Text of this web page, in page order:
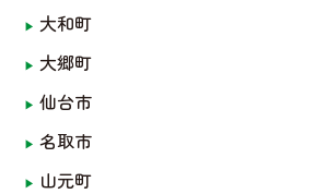
大和町
大郷町
仙台市
名取市
山元町